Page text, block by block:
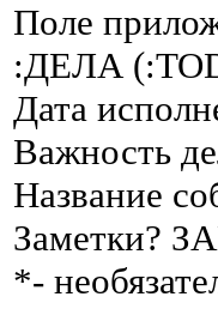
Поле
:ДЕЛА
Дата
Важность
Название
Заметки?
*-